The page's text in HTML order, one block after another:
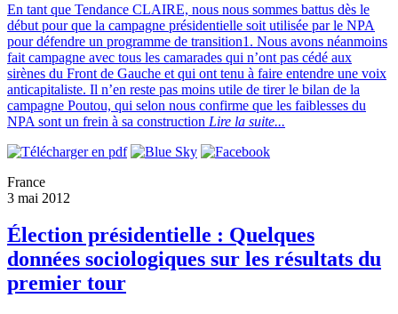
En tant que Tendance CLAIRE, nous nous sommes battus dès le
début pour que la campagne présidentielle soit utilisée par le NPA
pour défendre un programme de transition1. Nous avons néanmoins
fait campagne avec tous les camarades qui n’ont pas cédé aux
sirènes du Front de Gauche et qui ont tenu à faire entendre une voix
anticapitaliste. Il n’en reste pas moins utile de tirer le bilan de la
campagne Poutou, qui selon nous confirme que les faiblesses du
NPA sont un frein à sa construction Lire la suite...
France
3 mai 2012
Élection présidentielle : Quelques
données sociologiques sur les résultats du
premier tour